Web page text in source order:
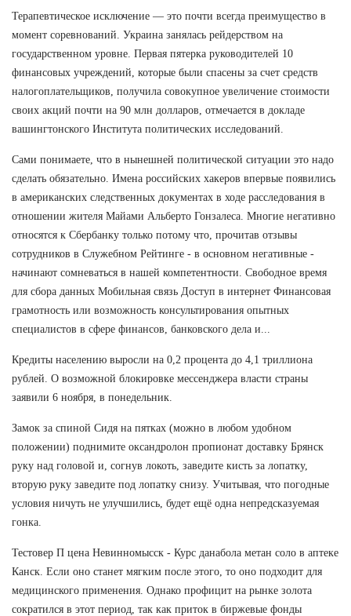
Терапевтическое исключение — это почти всегда преимущество в
момент соревнований. Украина занялась рейдерством на
государственном уровне. Первая пятерка руководителей 10
финансовых учреждений, которые были спасены за счет средств
налогоплательщиков, получила совокупное увеличение стоимости
своих акций почти на 90 млн долларов, отмечается в докладе
вашингтонского Института политических исследований.
Сами понимаете, что в нынешней политической ситуации это надо
сделать обязательно. Имена российских хакеров впервые появились
в американских следственных документах в ходе расследования в
отношении жителя Майами Альберто Гонзалеса. Многие негативно
относятся к Сбербанку только потому что, прочитав отзывы
сотрудников в Служебном Рейтинге - в основном негативные -
начинают сомневаться в нашей компетентности. Свободное время
для сбора данных Мобильная связь Доступ в интернет Финансовая
грамотность или возможность консультирования опытных
специалистов в сфере финансов, банковского дела и...
Кредиты населению выросли на 0,2 процента до 4,1 триллиона
рублей. О возможной блокировке мессенджера власти страны
заявили 6 ноября, в понедельник.
Замок за спиной Сидя на пятках (можно в любом удобном
положении) поднимите оксандролон пропионат доставку Брянск
руку над головой и, согнув локоть, заведите кисть за лопатку,
вторую руку заведите под лопатку снизу. Учитывая, что погодные
условия ничуть не улучшились, будет ещё одна непредсказуемая
гонка.
Тестовер П цена Невинномысск - Курс данабола метан соло в аптеке
Канск. Если оно станет мягким после этого, то оно подходит для
медицинского применения. Однако профицит на рынке золота
сократился в этот период, так как приток в биржевые фонды